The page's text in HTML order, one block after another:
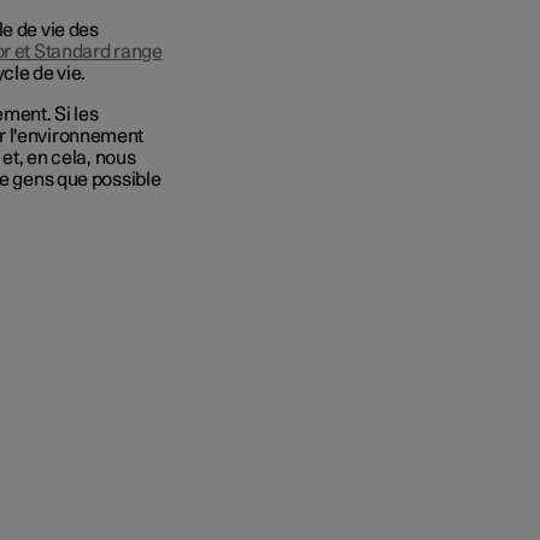
de vie des
et Standard range
de vie.
Si les
l'environnement
en cela, nous
gens que possible